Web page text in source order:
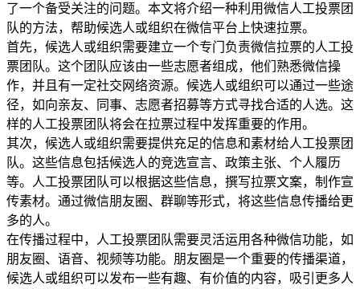
了一个备受关注的问题。本文将介绍一种利用微信人工投票团
队的方法，帮助候选人或组织在微信平台上快速拉票。
首先，候选人或组织需要建立一个专门负责微信拉票的人工投
票团队。这个团队应该由一些志愿者组成，他们熟悉微信操
作，并且有一定社交网络资源。候选人或组织可以通过一些途
径，如向亲友、同事、志愿者招募等方式寻找合适的人选。这
样的人工投票团队将会在拉票过程中发挥重要的作用。
其次，候选人或组织需要提供充足的信息和素材给人工投票团
队。这些信息包括候选人的竞选宣言、政策主张、个人履历
等。人工投票团队可以根据这些信息，撰写拉票文案，制作宣
传素材。通过微信朋友圈、群聊等形式，将这些信息传播给更
多的人。
在传播过程中，人工投票团队需要灵活运用各种微信功能，如
朋友圈、语音、视频等功能。朋友圈是一个重要的传播渠道，
候选人或组织可以发布一些有趣、有价值的内容，吸引更多人